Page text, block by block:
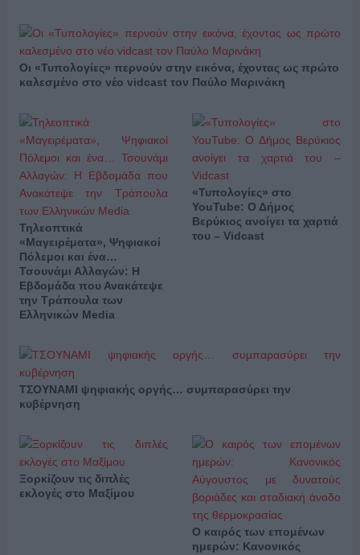
Οι «Τυπολογίες» περνούν στην εικόνα, έχοντας ως πρώτο
καλεσμένο στο νέο vidcast τον Παύλο Μαρινάκη
Τηλεοπτικά
«Μαγειρέματα», Ψηφιακοί
Πόλεμοι και ένα…
Τσουνάμι Αλλαγών: Η
Εβδομάδα που Ανακάτεψε
την Τράπουλα των
Ελληνικών Media
«Τυπολογίες» στο
YouTube: Ο Δήμος
Βερύκιος ανοίγει τα χαρτιά
του – Vidcast
ΤΣΟΥΝΑΜΙ ψηφιακής οργής… συμπαρασύρει την
κυβέρνηση
Ξορκίζουν τις διπλές
εκλογές στο Μαξίμου
Ο καιρός των επομένων
ημερών: Κανονικός